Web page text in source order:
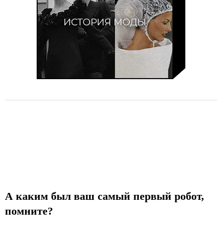
А каким был ваш самый первый робот,
помните?